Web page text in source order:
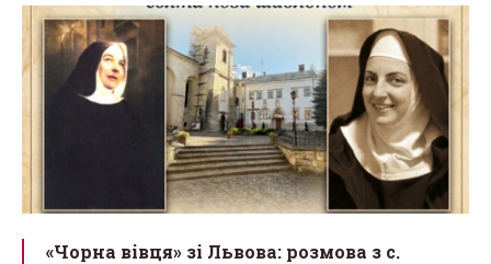
«Чорна вівця» зі Львова: розмова з с.